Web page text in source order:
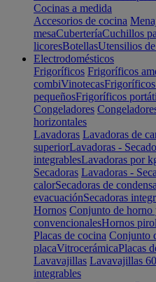
Cocinas a medida
Accesorios de cocina
mesaCuberteríaCuchillos
licoresBotellasUtensilios
Electrodomésticos
Frigoríficos Frigoríficos
combiVinotecas
pequeñosFrigoríficos
Congeladores
horizontales
Lavadoras Lavadoras de
superiorLavadoras -
integrablesLavadoras por
Secadoras Lavadoras -
calorSecadoras de
evacuaciónSecadoras
Hornos Conjunto de horno
convencionalesHornos
Placas de cocina Conjunto
placaVitrocerámicaPlacas
Lavavajillas Lavavajillas
integrables